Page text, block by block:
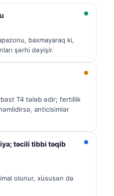
baxmayaraq ki,
şərhi dəyişir.
T4 tələb edir; fertillik
anticisimlər
təcili tibbi təqib
olunur, xüsusən də